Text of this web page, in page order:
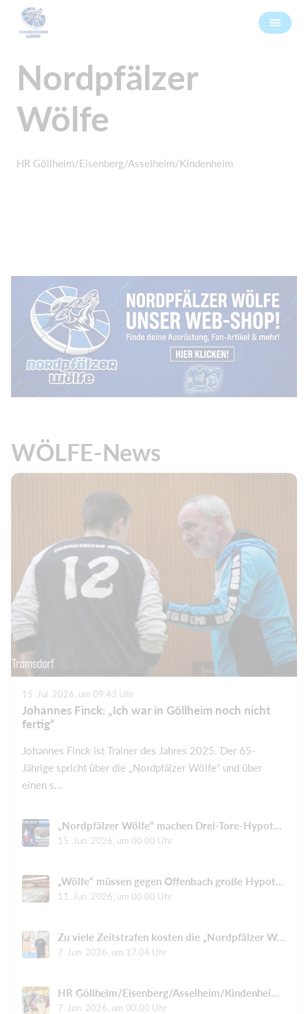
Nordpfälzer
Wölfe
HR Göllheim/Eisenberg/Asselheim/Kindenheim
WÖLFE-News
15. Jul. 2026, um 09.43 Uhr
Johannes Finck: „Ich war in Göllheim noch nicht
fertig“
Johannes Finck ist Trainer des Jahres 2025. Der 65-
Jährige spricht über die „Nordpfälzer Wölfe“ und über
einen s...
15. Jun. 2026, um 00.00 Uhr
11. Jun. 2026, um 00.00 Uhr
Zu viele Zeitstrafen kosten die „Nordpfälzer Wölfe“ den Sieg
7. Jun. 2026, um 17.04 Uhr
7. Jun. 2026, um 00.00 Uhr